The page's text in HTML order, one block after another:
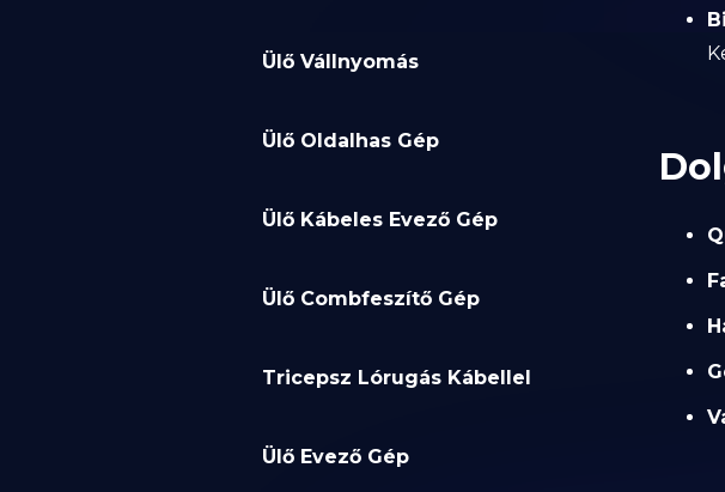
Ülő Vállnyomás
Ülő Oldalhas Gép
Ülő Kábeles Evező Gép
Ülő Combfeszítő Gép
Tricepsz Lórugás Kábellel
Ülő Evező Gép